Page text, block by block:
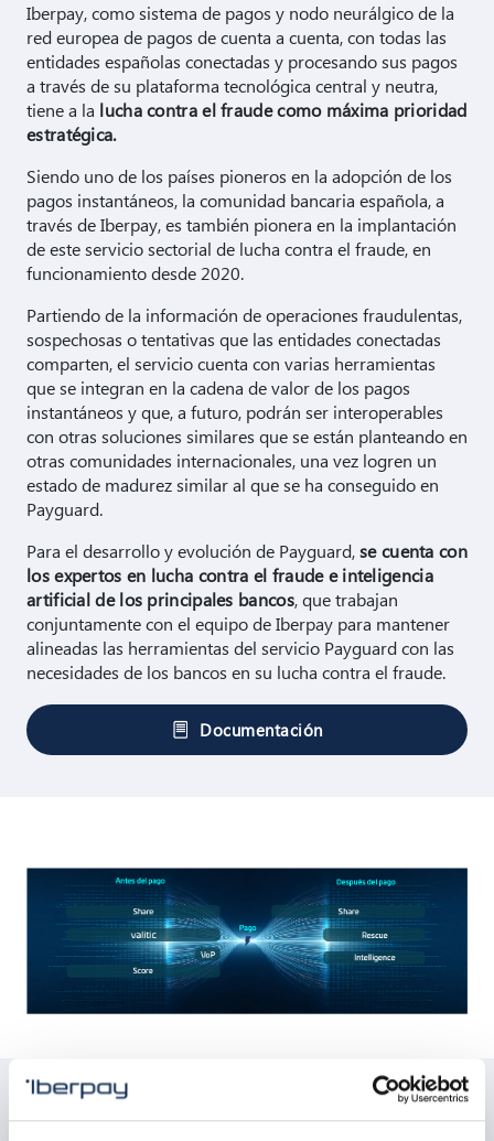
Iberpay, como sistema de pagos y nodo neurálgico de la
red europea de pagos de cuenta a cuenta, con todas las
entidades españolas conectadas y procesando sus pagos
a través de su plataforma tecnológica central y neutra,
tiene a la lucha contra el fraude como máxima prioridad
estratégica.
Siendo uno de los países pioneros en la adopción de los
pagos instantáneos, la comunidad bancaria española, a
través de Iberpay, es también pionera en la implantación
de este servicio sectorial de lucha contra el fraude, en
funcionamiento desde 2020.
Partiendo de la información de operaciones fraudulentas,
sospechosas o tentativas que las entidades conectadas
comparten, el servicio cuenta con varias herramientas
que se integran en la cadena de valor de los pagos
instantáneos y que, a futuro, podrán ser interoperables
con otras soluciones similares que se están planteando en
otras comunidades internacionales, una vez logren un
estado de madurez similar al que se ha conseguido en
Payguard.
Para el desarrollo y evolución de Payguard,se cuenta con
los expertos en lucha contra el fraude e inteligencia
artificial de los principales bancos, que trabajan
conjuntamente con el equipo de Iberpay para mantener
alineadas las herramientas del servicio Payguard con las
necesidades de los bancos en su lucha contra el fraude.
Documentación
Herramientas del servicio